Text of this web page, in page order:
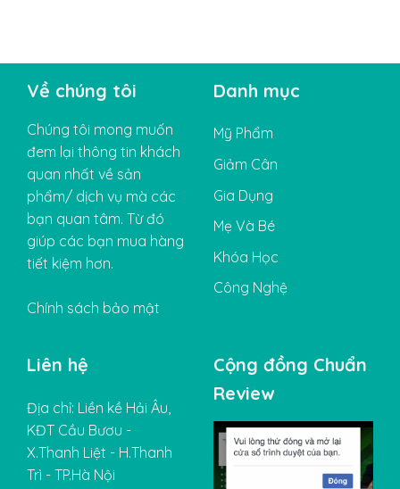
Về chúng tôi
Chúng tôi mong muốn
đem lại thông tin khách
quan nhất về sản
phẩm/ dịch vụ mà các
bạn quan tâm. Từ đó
giúp các bạn mua hàng
tiết kiệm hơn.
Chính sách bảo mật
Danh mục
Mỹ Phẩm
Giảm Cân
Gia Dụng
Mẹ Và Bé
Khóa Học
Công Nghệ
Liên hệ
Địa chỉ: Liền kề Hải Âu,
KĐT Cầu Bươu -
X.Thanh Liệt - H.Thanh
Trì - TP.Hà Nội
Cộng đồng Chuẩn
Review